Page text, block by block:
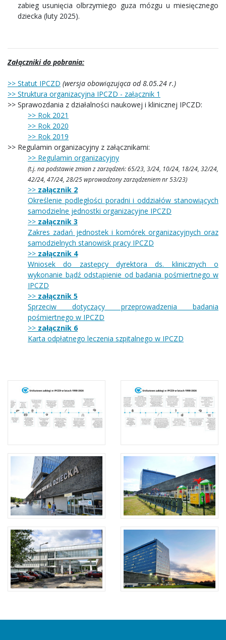
zabieg usunięcia olbrzymiego guza mózgu u miesięcznego
dziecka (luty 2025).
Załączniki do pobrania:
>> Statut IPCZD (wersja obowiązująca od 8.05.24 r.)
>> Struktura organizacyjna IPCZD - załącznik 1
>> Sprawozdania z działalności naukowej i klinicznej IPCZD:
>> Rok 2021
>> Rok 2020
>> Rok 2019
>> Regulamin organizacyjny z załącznikami:
>> Regulamin organizacyjny
(t.j. na podstawie zmian z zarządzeń: 65/23, 3/24, 10/24, 18/24, 32/24,
42/24, 47/24, 28/25 wprowadzony zarządzeniem nr 53/23)
>> załącznik 2
Określenie podległości poradni i oddziałów stanowiących
samodzielne jednostki organizacyjne IPCZD
>> załącznik 3
Zakres zadań jednostek i komórek organizacyjnych oraz
samodzielnych stanowisk pracy IPCZD
>> załącznik 4
Wniosek do zastępcy dyrektora ds. klinicznych o
wykonanie bądź odstąpienie od badania pośmiertnego w
IPCZD
>> załącznik 5
Sprzeciw dotyczący przeprowadzenia badania
pośmiertnego w IPCZD
>> załącznik 6
Karta odpłatnego leczenia szpitalnego w IPCZD